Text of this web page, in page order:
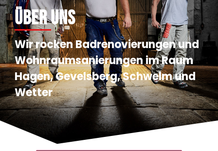
Über uns
Wir rocken Badrenovierungen und
Wohnraumsanierungen im Raum
Hagen, Gevelsberg, Schwelm und
Wetter